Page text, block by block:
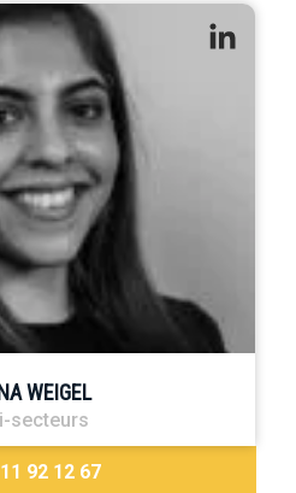
WEIGEL
secteurs
92 12 67